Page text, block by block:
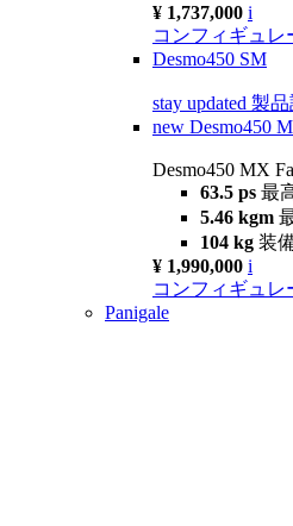
¥ 1,737,000 i
コンフィギュレ
Desmo450 SM
stay updated 製品
new Desmo450
Desmo450 MX
63.5 ps 最
5.46 kgm
104 kg 装
¥ 1,990,000 i
コンフィギュレ
Panigale